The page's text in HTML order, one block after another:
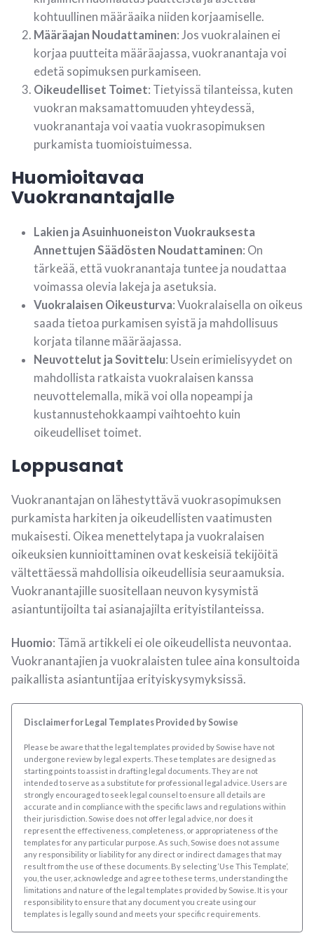
kohtuullinen määräaika niiden korjaamiselle.
Määräajan Noudattaminen: Jos vuokralainen ei
korjaa puutteita määräajassa, vuokranantaja voi
edetä sopimuksen purkamiseen.
Oikeudelliset Toimet: Tietyissä tilanteissa, kuten
vuokran maksamattomuuden yhteydessä,
vuokranantaja voi vaatia vuokrasopimuksen
purkamista tuomioistuimessa.
Huomioitavaa
Vuokranantajalle
Lakien ja Asuinhuoneiston Vuokrauksesta
Annettujen Säädösten Noudattaminen: On
tärkeää, että vuokranantaja tuntee ja noudattaa
voimassa olevia lakeja ja asetuksia.
Vuokralaisen Oikeusturva: Vuokralaisella on oikeus
saada tietoa purkamisen syistä ja mahdollisuus
korjata tilanne määräajassa.
Neuvottelut ja Sovittelu: Usein erimielisyydet on
mahdollista ratkaista vuokralaisen kanssa
neuvottelemalla, mikä voi olla nopeampi ja
kustannustehokkaampi vaihtoehto kuin
oikeudelliset toimet.
Loppusanat
Vuokranantajan on lähestyttävä vuokrasopimuksen
purkamista harkiten ja oikeudellisten vaatimusten
mukaisesti. Oikea menettelytapa ja vuokralaisen
oikeuksien kunnioittaminen ovat keskeisiä tekijöitä
vältettäessä mahdollisia oikeudellisia seuraamuksia.
Vuokranantajille suositellaan neuvon kysymistä
asiantuntijoilta tai asianajajilta erityistilanteissa.
Huomio: Tämä artikkeli ei ole oikeudellista neuvontaa.
Vuokranantajien ja vuokralaisten tulee aina konsultoida
paikallista asiantuntijaa erityiskysymyksissä.
Disclaimer for Legal Templates Provided by Sowise
Please be aware that the legal templates provided by Sowise have not
undergone review by legal experts. These templates are designed as
starting points to assist in drafting legal documents. They are not
intended to serve as a substitute for professional legal advice. Users are
strongly encouraged to seek legal counsel to ensure all details are
accurate and in compliance with the specific laws and regulations within
their jurisdiction. Sowise does not offer legal advice, nor does it
represent the effectiveness, completeness, or appropriateness of the
templates for any particular purpose. As such, Sowise does not assume
any responsibility or liability for any direct or indirect damages that may
result from the use of these documents. By selecting ‘Use This Template’,
you, the user, acknowledge and agree to these terms, understanding the
limitations and nature of the legal templates provided by Sowise. It is your
responsibility to ensure that any document you create using our
templates is legally sound and meets your specific requirements.